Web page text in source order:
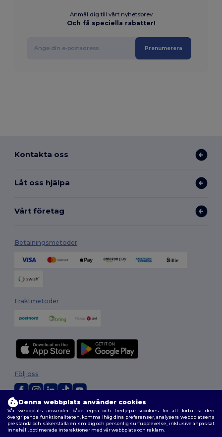
Anmäl dig till vårt nyhetsbrev
Och få speciella rabatter!
Prenumerera
Kontakta oss
Låt oss hjälpa
Vårt företag
Betalningsmetoder
Fraktmetoder
2026. Alla rättigheter förbehållna
Allmänna Villkor|Anpassad policy |Integritetspolicy|Policy för cookies
|Karta över webbplatsen
Följ oss
Denna webbplats använder cookies
Vår webbplats använder både egna och tredjepartscookies för att förbättra den
övergripande funktionaliteten, komma ihåg dina preferenser, analysera webbplatsens
prestanda och säkerställa en smidig och personlig surfupplevelse, inklusive anpassat
innehåll, optimerade interaktioner med vår webbplats och reklam.